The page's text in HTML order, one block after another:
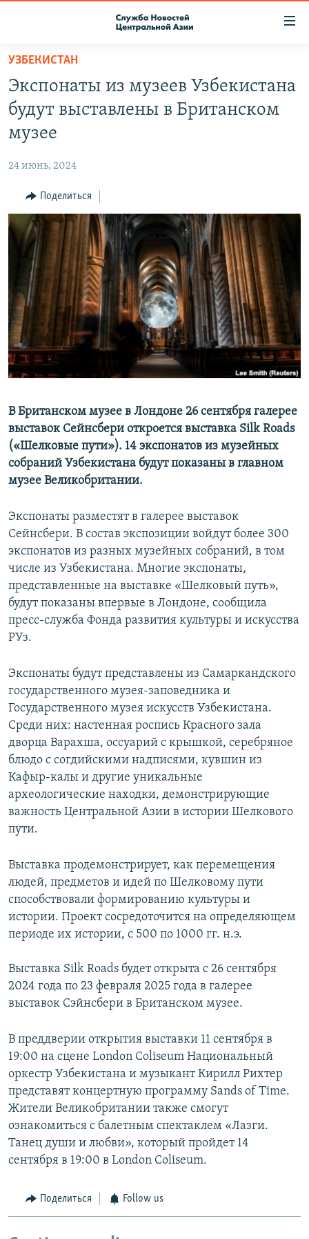
Вернуться
основному
содержанию
Вернутся
главной
Вернутся
поиску
ПОДПИСКА
КОНТАКТЫ
НАСТОЯЩЕЕ ВРЕМЯ
МИГРАНТ МЕДИА
УЗБЕКИСТАН
Экспонаты из музеев Узбекистана
будут выставлены в Британском
музее
24 июнь, 2024
Поделиться
В Британском музее в Лондоне 26 сентября галерее
выставок Сейнсбери откроется выставка Silk Roads
(«Шелковые пути»). 14 экспонатов из музейных
собраний Узбекистана будут показаны в главном
музее Великобритании.
Экспонаты разместят в галерее выставок
Сейнсбери. В состав экспозиции войдут более 300
экспонатов из разных музейных собраний, в том
числе из Узбекистана. Многие экспонаты,
представленные на выставке «Шелковый путь»,
будут показаны впервые в Лондоне, сообщила
пресс-служба Фонда развития культуры и искусства
РУз.
Экспонаты будут представлены из Самаркандского
государственного музея-заповедника и
Государственного музея искусств Узбекистана.
Среди них: настенная роспись Красного зала
дворца Варахша, оссуарий c крышкой, серебряное
блюдо с согдийскими надписями, кувшин из
Кафыр-калы и другие уникальные
археологические находки, демонстрирующие
важность Центральной Азии в истории Шелкового
пути.
Выставка продемонстрирует, как перемещения
людей, предметов и идей по Шелковому пути
способствовали формированию культуры и
истории. Проект сосредоточится на определяющем
периоде их истории, с 500 по 1000 гг. н.э.
Выставка Silk Roads будет открыта с 26 сентября
2024 года по 23 февраля 2025 года в галерее
выставок Сэйнсбери в Британском музее.
В преддверии открытия выставки 11 сентября в
19:00 на сцене London Coliseum Национальный
оркестр Узбекистана и музыкант Кирилл Рихтер
представят концертную программу Sands of Time.
Жители Великобритании также смогут
ознакомиться с балетным спектаклем «Лазги.
Танец души и любви», который пройдет 14
сентября в 19:00 в London Coliseum.
Поделиться Follow us